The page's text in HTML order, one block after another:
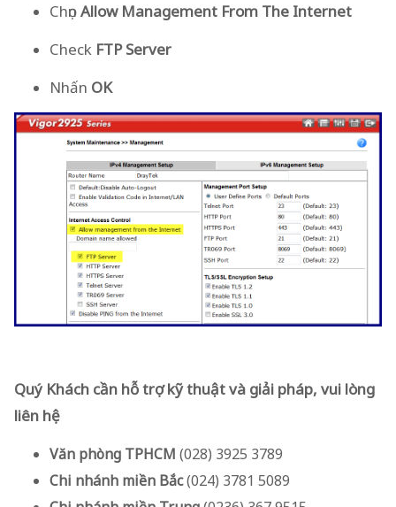
ChọnAllow Management From The Internet
Check FTP Server
Nhấn OK
Quý Khách cần hỗ trợ kỹ thuật và giải pháp, vui lòng
liên hệ
Văn phòng TPHCM (028) 3925 3789
Chi nhánh miền Bắc(024) 3781 5089